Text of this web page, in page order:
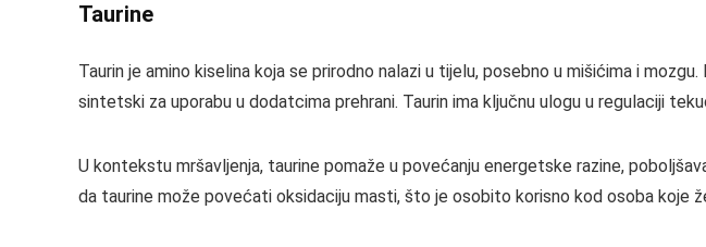
Taurine
Taurin je amino kiselina koja se prirodno nalazi u tijelu, posebno u mišićima i
sintetski za uporabu u dodatcima prehrani. Taurin ima ključnu ulogu u regulaciji
U kontekstu mršavljenja, taurine pomaže u povećanju energetske razine,
da taurine može povećati oksidaciju masti, što je osobito korisno kod osoba koje